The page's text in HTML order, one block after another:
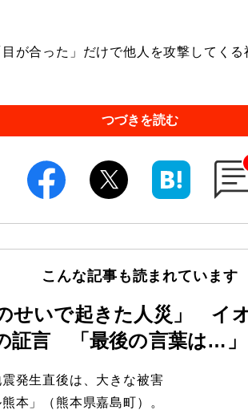
が合った」だけで他人を攻撃してくる
つづきを読む
こんな記事も読まれています
せいで起きた人災」 イ
証言 「最後の言葉は…」
発生直後は、大きな被害
本」（熊本県嘉島町）。